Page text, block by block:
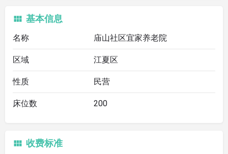
基本信息
名称 庙山社区宜家养老院
区域 江夏区
性质 民营
床位数 200
收费标准